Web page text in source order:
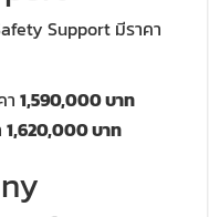
Support มีราคา
า1,590,000 บาท
1,620,000 บาท